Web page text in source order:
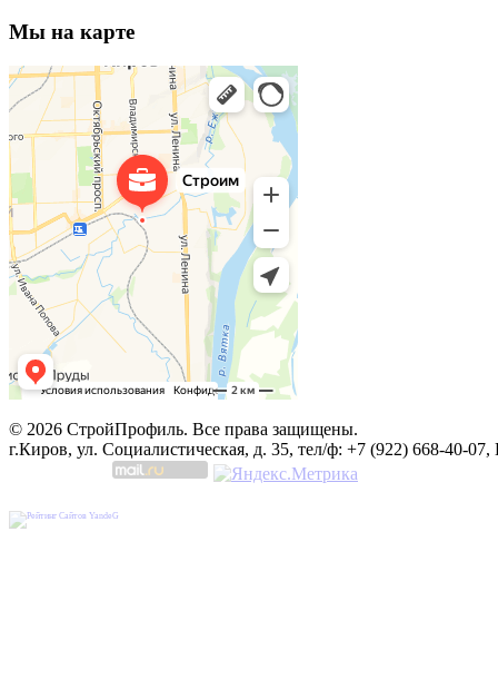
Мы на карте
© 2026 СтройПрофиль. Все права защищены.
г.Киров, ул. Социалистическая, д. 35, тел/ф: +7 (922) 668-40-